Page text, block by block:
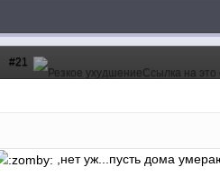
#21
,нет уж...пусть дома